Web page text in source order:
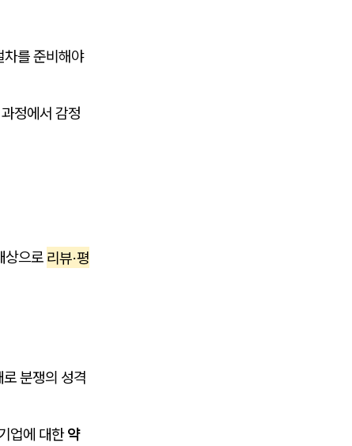
차를 준비해야
정에서 감정
상으로 리뷰·평
분쟁의 성격
업에 대한약